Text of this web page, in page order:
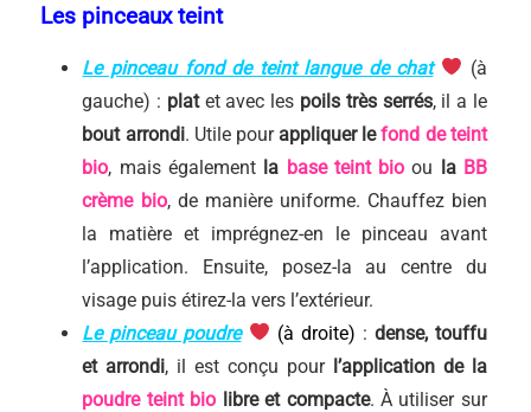
Les pinceaux teint
Le pinceau fond de teint langue de chat
(à
gauche) : platet avec les poils très serrés, il a le
bout arrondi. Utile pour appliquer lefond de teint
bio, mais également la base teint bio ou la BB
crème bio, de manière uniforme. Chauffez bien
la matière et imprégnez-en le pinceau avant
l’application. Ensuite, posez-la au centre du
visage puis étirez-la vers l’extérieur.
Le pinceau poudre
(à droite) : dense, touffu
et arrondi, il est conçu pour l’application de la
poudre teint bio libre et compacte. À utiliser sur